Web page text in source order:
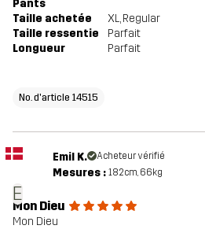
Pants
Taille achetée
XL, Regular
Taille ressentie
Parfait
Longueur
Parfait
No. d'article 14515
E
Emil K. Acheteur vérifié
Mesures : 182cm, 66kg
Mon Dieu
Mon Dieu